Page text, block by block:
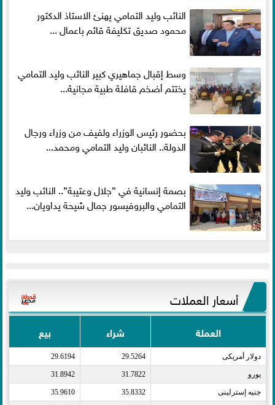
النائب وليد التمامي يهنئ الاستاذ الدكتور
محمود صديق تكليفة قائم باعمال ...
وسط إقبال جماهيري كبير النائب وليد التمامي
يختتم أضخم قافلة طبية مجانية...
بحضور رئيس الوزراء ولفيف من وزراء ورجال
الدولة.. النائبان وليد التمامي ومحمد...
بصمة إنسانية في ”جلال وعتيبة”.. النائب وليد
التمامي والبروفيسور جمال شيحة يداويان...
أسعار العملات
العملة شراء بيع
دولار أمريكى​ 29.5264
29.6194
يورو​ 31.7822
31.8942
جنيه إسترلينى​ 35.8332
35.9610